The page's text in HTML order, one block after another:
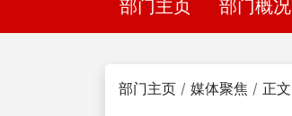
部门主页 部门概况
部门主页 媒体聚焦 正文